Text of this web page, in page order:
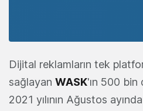
Dijital reklamların tek
sağlayan WASK'ın 500 bin
2021 yılının Ağustos